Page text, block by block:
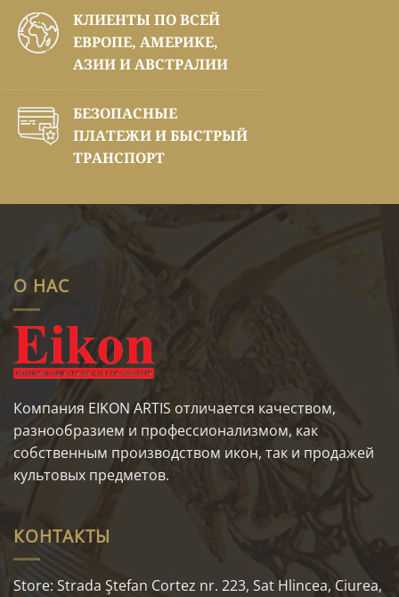
КЛИЕНТЫ ПО ВСЕЙ
ЕВРОПЕ, АМЕРИКЕ,
АЗИИ И АВСТРАЛИИ
БЕЗОПАСНЫЕ
ПЛАТЕЖИ И БЫСТРЫЙ
ТРАНСПОРТ
О НАС
Компания EIKON ARTIS отличается качеством,
разнообразием и профессионализмом, как
собственным производством икон, так и продажей
культовых предметов.
КОНТАКТЫ
Store: Strada Ştefan Cortez nr. 223, Sat Hlincea, Ciurea,